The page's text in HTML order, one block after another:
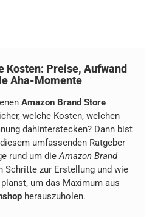
Kosten: Preise, Aufwand
Aha-Momente
Amazon Brand Store
welche Kosten, welchen
dahinterstecken? Dann bist
umfassenden Ratgeber
rund um dieAmazon Brand
Schritte zur Erstellung und wie
um das Maximum aus
herauszuholen.